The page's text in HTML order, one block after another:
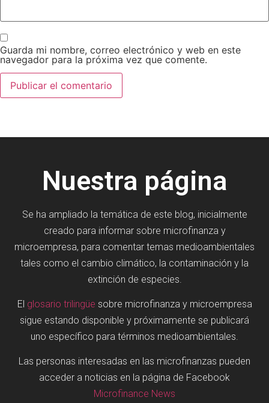
Guarda mi nombre, correo electrónico y web en este
navegador para la próxima vez que comente.
Nuestra página
Se ha ampliado la temática de este blog, inicialmente
creado para informar sobre microfinanza y
microempresa, para comentar temas medioambientales
tales como el cambio climático, la contaminación y la
extinción de especies.
El glosario trilingüe sobre microfinanza y microempresa
sigue estando disponible y próximamente se publicará
uno específico para términos medioambientales.
Las personas interesadas en las microfinanzas pueden
acceder a noticias en la página de Facebook
Microfinance News